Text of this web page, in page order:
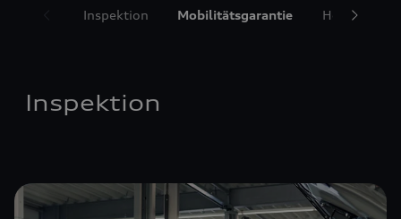
Inspektion Mobilitätsgarantie Hol- und
Inspektion